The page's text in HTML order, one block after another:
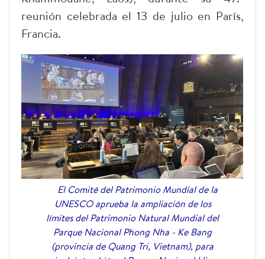
reunión celebrada el 13 de julio en París,
Francia.
El Comité del Patrimonio Mundial de la
UNESCO aprueba la ampliación de los
límites del Patrimonio Natural Mundial del
Parque Nacional Phong Nha - Ke Bang
(provincia de Quang Tri, Vietnam), para